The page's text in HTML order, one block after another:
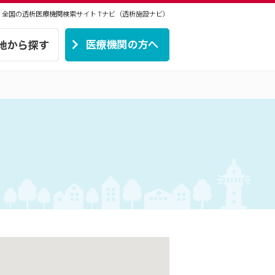
国の透析医療機関検索サイトTナビ（透析施設ナビ）